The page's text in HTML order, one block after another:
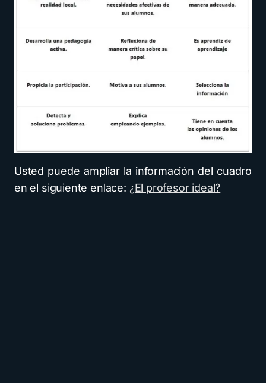
Usted puede ampliar la información del cuadro
en el siguiente enlace: ¿El profesor ideal?